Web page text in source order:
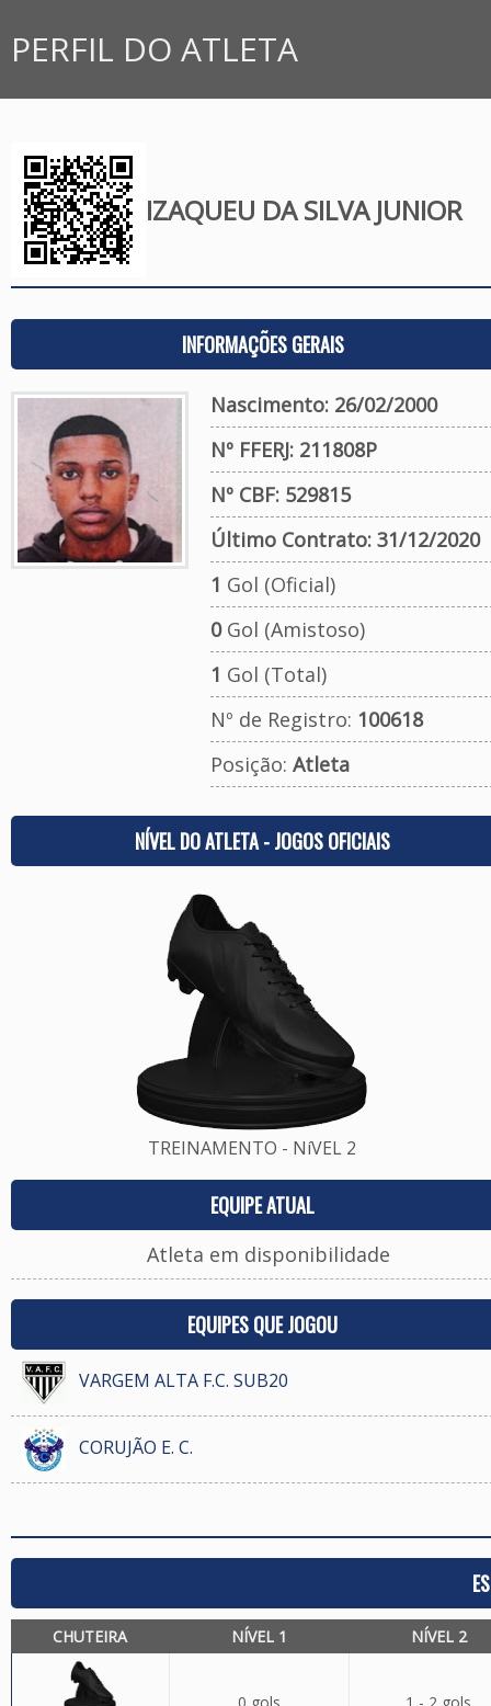
PERFIL DO ATLETA
IZAQUEU DA SILVA JUNIOR
INFORMAÇÕES GERAIS
Nascimento: 26/02/2000
Nº FFERJ: 211808P
Nº CBF: 529815
Último Contrato: 31/12/2020
1 Gol (Oficial)
0Gol (Amistoso)
1 Gol (Total)
Nº de Registro: 100618
Posição: Atleta
NÍVEL DO ATLETA - JOGOS OFICIAIS
TREINAMENTO - NíVEL 2
EQUIPE ATUAL
Atleta em disponibilidade
EQUIPES QUE JOGOU
VARGEM ALTA F.C. SUB20
CORUJÃO E. C.
CHUTEIRA NÍVEL 1 NÍVEL 2